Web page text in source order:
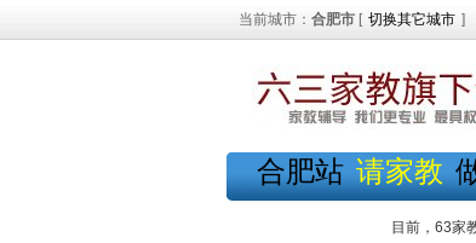
当前城市： 合肥市 [ 切换其它城市 ]
合肥站 请家教
目前，63家